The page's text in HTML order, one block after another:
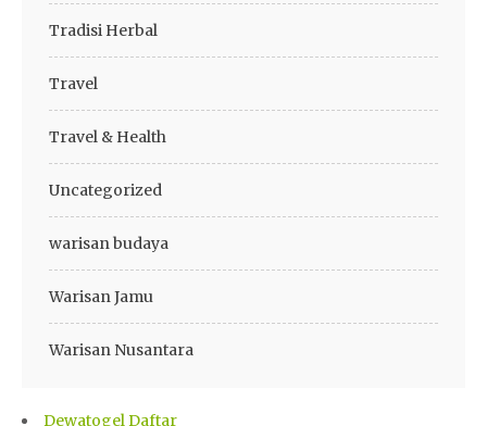
Tradisi Herbal
Travel
Travel & Health
Uncategorized
warisan budaya
Warisan Jamu
Warisan Nusantara
Dewatogel Daftar